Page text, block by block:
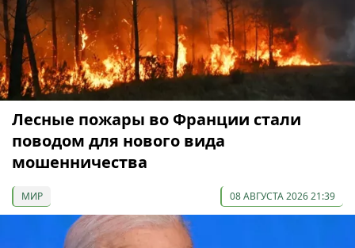
Лесные пожары во Франции стали
поводом для нового вида
мошенничества
МИР 08 АВГУСТА 2026 21:39